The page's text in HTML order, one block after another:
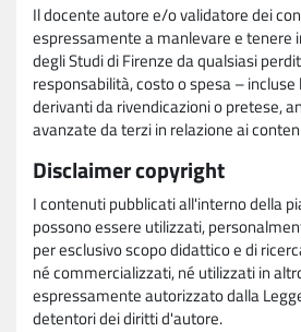
Il docente autore e/o validatore dei
espressamente a manlevare e tenere
degli Studi di Firenze da qualsiasi
responsabilità, costo o spesa –
derivanti da rivendicazioni o pretese,
avanzate da terzi in relazione ai
Disclaimer copyright
I contenuti pubblicati all'interno della
possono essere utilizzati,
per esclusivo scopo didattico e di
né commercializzati, né utilizzati in
espressamente autorizzato dalla
detentori dei diritti d'autore.